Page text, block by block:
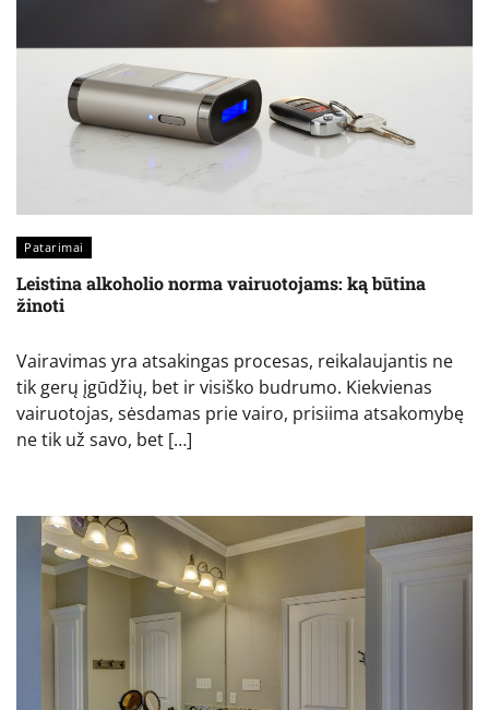
Patarimai
Leistina alkoholio norma vairuotojams: ką būtina
žinoti
Vairavimas yra atsakingas procesas, reikalaujantis ne
tik gerų įgūdžių, bet ir visiško budrumo. Kiekvienas
vairuotojas, sėsdamas prie vairo, prisiima atsakomybę
ne tik už savo, bet […]